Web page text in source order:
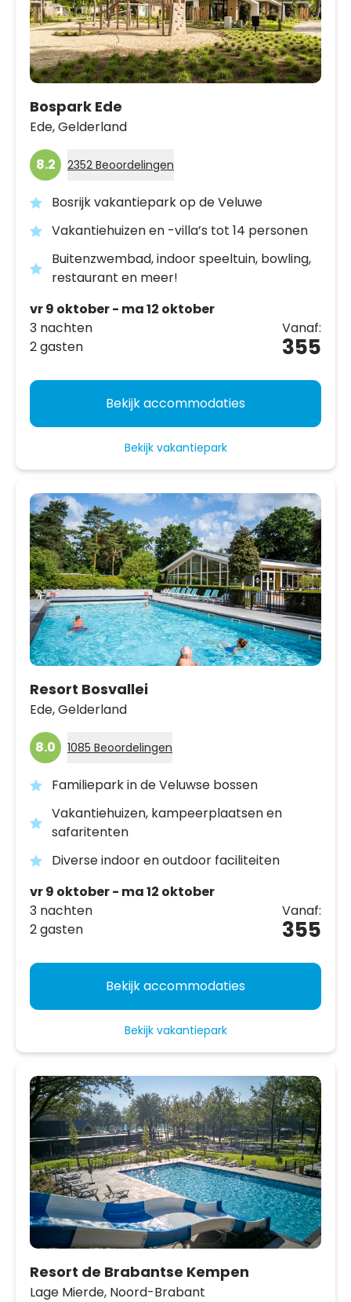
Bospark Ede
Ede,Gelderland
8.2 2352 Beoordelingen
Bosrijk vakantiepark op de Veluwe
Vakantiehuizen en -villa’s tot 14 personen
Buitenzwembad, indoor speeltuin, bowling,
restaurant en meer!
vr 9 oktober - ma 12 oktober
3 nachten
2 gasten
Vanaf:
355
Bekijk accommodaties
Bekijk vakantiepark
Resort Bosvallei
Ede,Gelderland
8.0 1085 Beoordelingen
Familiepark in de Veluwse bossen
Vakantiehuizen, kampeerplaatsen en
safaritenten
Diverse indoor en outdoor faciliteiten
vr 9 oktober - ma 12 oktober
3 nachten
2 gasten
Vanaf:
355
Bekijk accommodaties
Bekijk vakantiepark
Resort de Brabantse Kempen
Lage Mierde, Noord-Brabant